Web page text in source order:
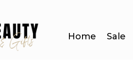
Home Sale